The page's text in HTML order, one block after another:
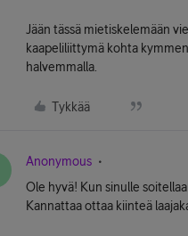
Jään tässä mietiskelemään
kaapeliliittymä kohta
halvemmalla.
Tykkää
Anonymous
Ole hyvä! Kun sinulle
Kannattaa ottaa kiinteä